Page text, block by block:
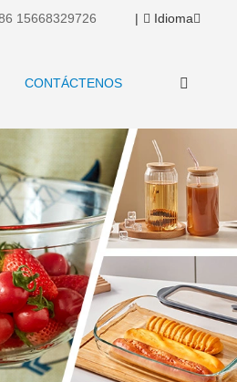
15668329726 | Idioma
CONTÁCTENOS